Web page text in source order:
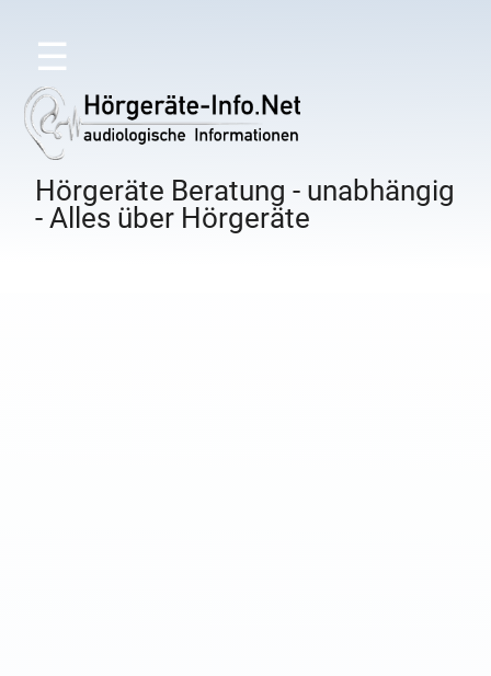
☰
Hörgeräte Beratung - unabhängig
- Alles über Hörgeräte